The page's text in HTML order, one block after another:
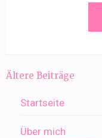
Ältere Beiträge
Startseite
Über mich